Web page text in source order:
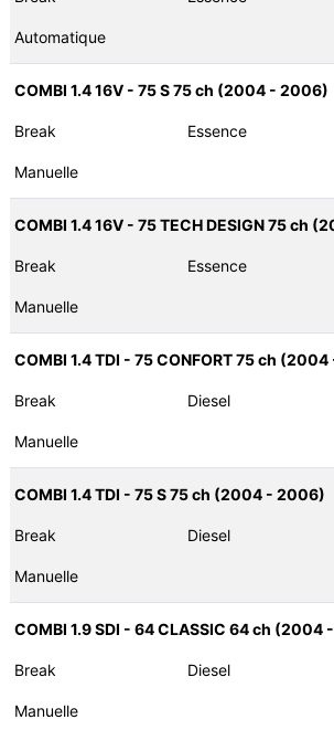
Automatique
COMBI 1.4 16V - 75 S 75 ch (2004 - 2006)
Break Essence
Manuelle
COMBI 1.4 16V - 75 TECH DESIGN 75 ch
Break Essence
Manuelle
COMBI 1.4 TDI - 75 CONFORT 75 ch
Break Diesel
Manuelle
COMBI 1.4 TDI - 75 S 75 ch (2004 - 2006)
Break Diesel
Manuelle
COMBI 1.9 SDI - 64 CLASSIC 64 ch (2004
Break Diesel
Manuelle